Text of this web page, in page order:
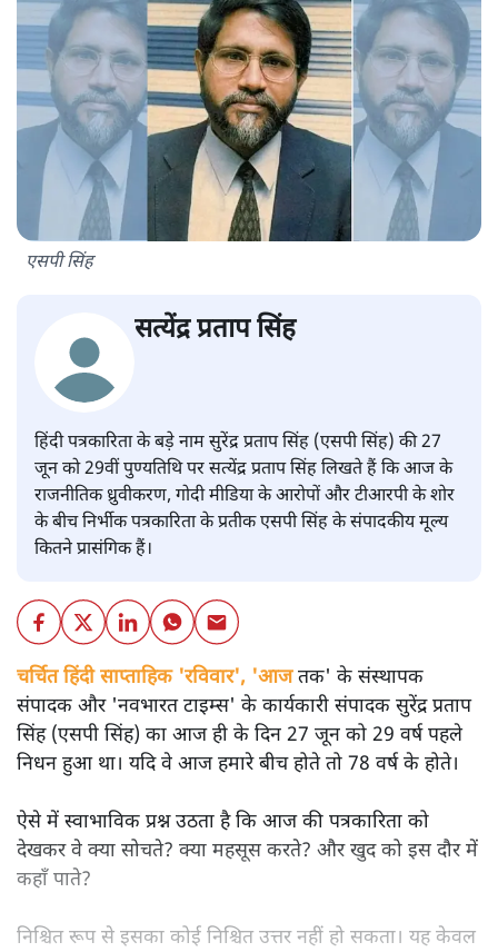
एसपी सिंह
सत्येंद्र प्रताप सिंह
हिंदी पत्रकारिता के बड़े नाम सुरेंद्र प्रताप सिंह (एसपी सिंह) की 27
जून को 29वीं पुण्यतिथि पर सत्येंद्र प्रताप सिंह लिखते हैं कि आज के
राजनीतिक ध्रुवीकरण, गोदी मीडिया के आरोपों और टीआरपी के शोर
के बीच निर्भीक पत्रकारिता के प्रतीक एसपी सिंह के संपादकीय मूल्य
कितने प्रासंगिक हैं।
चर्चित हिंदी साप्ताहिक 'रविवार', 'आजतक' के संस्थापक
संपादक और 'नवभारत टाइम्स' के कार्यकारी संपादक सुरेंद्र प्रताप
सिंह (एसपी सिंह) का आज ही के दिन 27 जून को 29 वर्ष पहले
निधन हुआ था। यदि वे आज हमारे बीच होते तो 78 वर्ष के होते।
ऐसे में स्वाभाविक प्रश्न उठता है कि आज की पत्रकारिता को
देखकर वे क्या सोचते? क्या महसूस करते? और खुद को इस दौर में
कहाँ पाते?
निश्चित रूप से इसका कोई निश्चित उत्तर नहीं हो सकता। यह केवल